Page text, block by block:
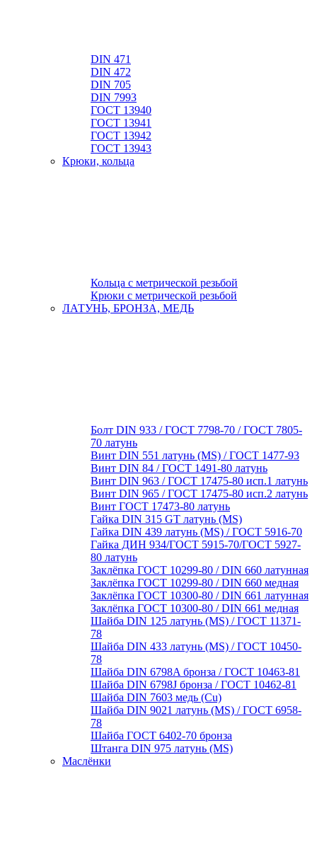
DIN 471
DIN 472
DIN 705
DIN 7993
ГОСТ 13940
ГОСТ 13941
ГОСТ 13942
ГОСТ 13943
Крюки, кольца
Кольца с метрической резьбой
Крюки с метрической резьбой
ЛАТУНЬ, БРОНЗА, МЕДЬ
Болт DIN 933 / ГОСТ 7798-70 / ГОСТ 7805-
70 латунь
Винт DIN 551 латунь (MS) / ГОСТ 1477-93
Винт DIN 84 / ГОСТ 1491-80 латунь
Винт DIN 963 / ГОСТ 17475-80 исп.1 латунь
Винт DIN 965 / ГОСТ 17475-80 исп.2 латунь
Винт ГОСТ 17473-80 латунь
Гайка DIN 315 GT латунь (MS)
Гайка DIN 439 латунь (MS) / ГОСТ 5916-70
Гайка ДИН 934/ГОСТ 5915-70/ГОСТ 5927-
80 латунь
Заклёпка ГОСТ 10299-80 / DIN 660 латунная
Заклёпка ГОСТ 10299-80 / DIN 660 медная
Заклёпка ГОСТ 10300-80 / DIN 661 латунная
Заклёпка ГОСТ 10300-80 / DIN 661 медная
Шайба DIN 125 латунь (MS) / ГОСТ 11371-
78
Шайба DIN 433 латунь (MS) / ГОСТ 10450-
78
Шайба DIN 6798A бронза / ГОСТ 10463-81
Шайба DIN 6798J бронза / ГОСТ 10462-81
Шайба DIN 7603 медь (Cu)
Шайба DIN 9021 латунь (MS) / ГОСТ 6958-
78
Шайба ГОСТ 6402-70 бронза
Штанга DIN 975 латунь (MS)
Маслёнки